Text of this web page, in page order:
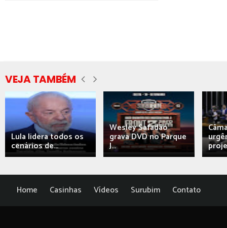
VEJA TAMBÉM
Lula lidera todos os
cenários de...
Wesley Safadão
grava DVD no Parque
J...
Home Casinhas Vídeos Surubim Contato